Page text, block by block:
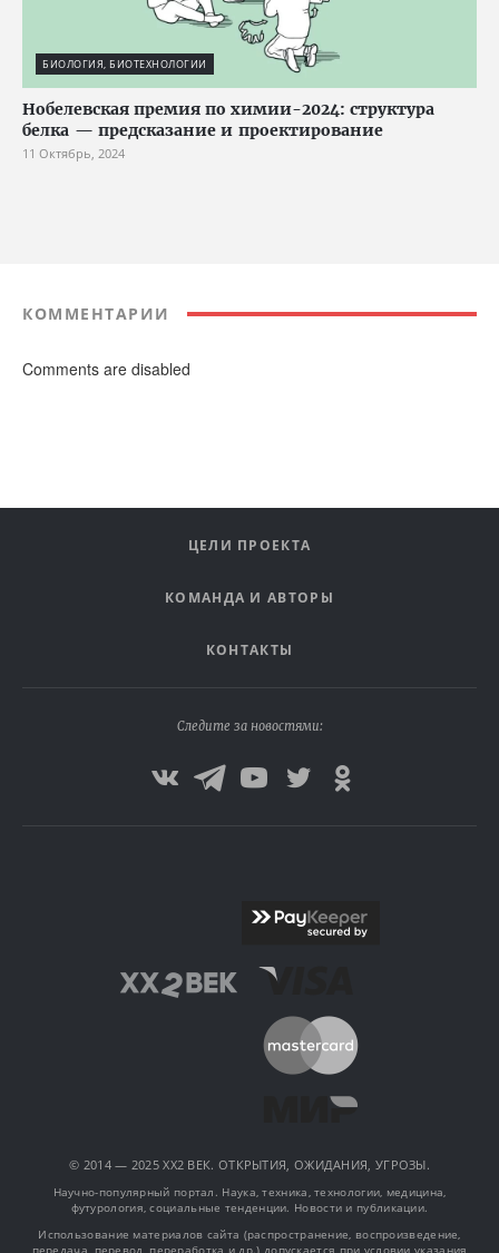
БИОЛОГИЯ, БИОТЕХНОЛОГИИ
Нобелевская премия по химии-2024: структура
белка — предсказание и проектирование
11 Октябрь, 2024
КОММЕНТАРИИ
Comments are disabled
ЦЕЛИ ПРОЕКТА
КОМАНДА И АВТОРЫ
КОНТАКТЫ
Следите за новостями:
© 2014 — 2025 XX2 ВЕК. ОТКРЫТИЯ, ОЖИДАНИЯ, УГРОЗЫ.
Научно-популярный портал. Наука, техника, технологии, медицина,
футурология, социальные тенденции. Новости и публикации.
Использование материалов сайта (распространение, воспроизведение,
передача, перевод, переработка и др.) допускается при условии указания